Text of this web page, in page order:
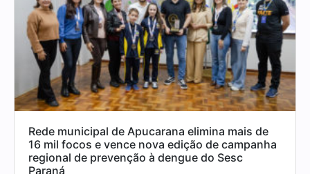
Rede municipal de Apucarana elimina mais de
16 mil focos e vence nova edição de campanha
regional de prevenção à dengue do Sesc
Paraná